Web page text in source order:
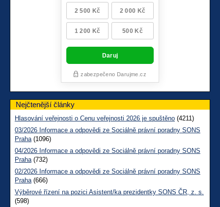
Nejčtenější články
Hlasování veřejnosti o Cenu veřejnosti 2026 je spuštěno (4211)
03/2026 Informace a odpovědi ze Sociálně právní poradny SONS
Praha(1096)
04/2026 Informace a odpovědi ze Sociálně právní poradny SONS
Praha(732)
02/2026 Informace a odpovědi ze Sociálně právní poradny SONS
Praha(666)
Výběrové řízení na pozici Asistent/ka prezidentky SONS ČR, z. s.
(598)